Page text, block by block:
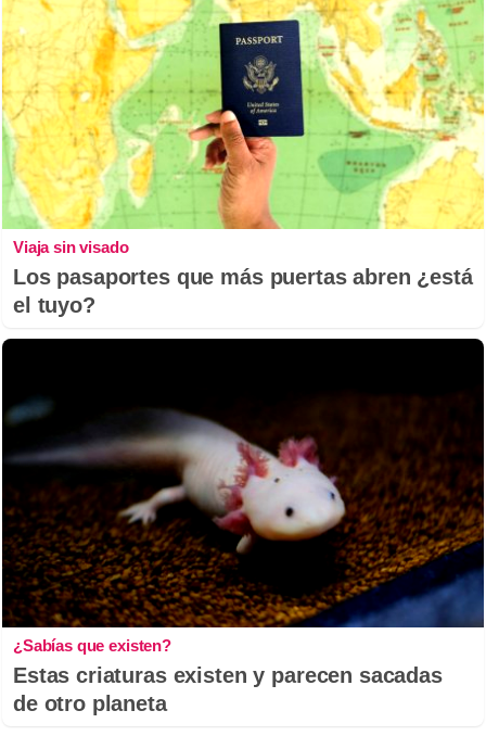
Viaja sin visado
Los pasaportes que más puertas abren ¿está
el tuyo?
¿Sabías que existen?
Estas criaturas existen y parecen sacadas
de otro planeta